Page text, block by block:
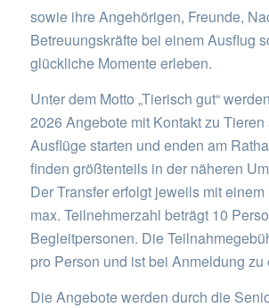
sowie ihre Angehörigen, Freunde,
Betreuungskräfte bei einem Ausflug
glückliche Momente erleben.
Unter dem Motto „Tierisch gut“
2026 Angebote mit Kontakt zu
Ausflüge starten und enden am
finden größtenteils in der näheren
Der Transfer erfolgt jeweils mit
max. Teilnehmerzahl beträgt 10
Begleitpersonen. Die
pro Person und ist bei Anmeldung zu
Die Angebote werden durch die